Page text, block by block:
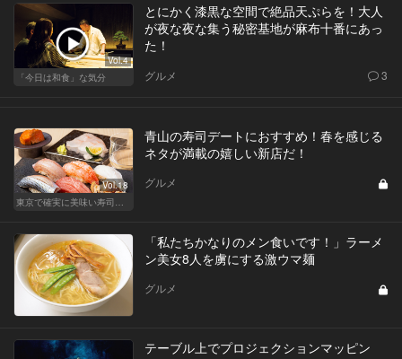
Vol.4
「今日は和食」な気分
とにかく漆黒な空間で絶品天ぷらを！大人
が夜な夜な集う秘密基地が麻布十番にあっ
た！
グルメ 3
Vol.18
東京で確実に美味い寿司はここだ！
青山の寿司デートにおすすめ！春を感じる
ネタが満載の嬉しい新店だ！
グルメ
「私たちかなりのメン食いです！」ラーメ
ン美女8人を虜にする激ウマ麺
グルメ
テーブル上でプロジェクションマッピン